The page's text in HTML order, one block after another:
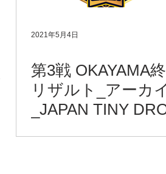
2021年5月4日
第3戦 OKAYAMA終
リザルト_アーカ
_JAPAN TINY